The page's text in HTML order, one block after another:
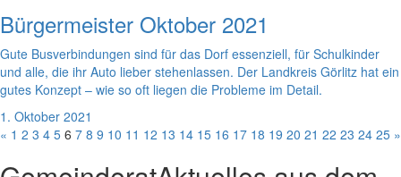
Bürgermeister Oktober 2021
Gute Busverbindungen sind für das Dorf essenziell, für Schulkinder
und alle, die ihr Auto lieber stehenlassen. Der Landkreis Görlitz hat ein
gutes Konzept – wie so oft liegen die Probleme im Detail.
1. Oktober 2021
« 1 2 3 4 5 6 7 8 9 10 11 12 13 14 15 16 17 18 19 20 21 22 23 24 25 »